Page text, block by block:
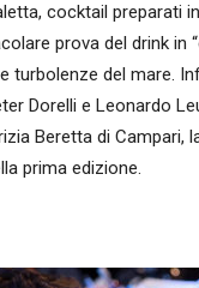
cocktail preparati
prova del drink in
del mare.
Dorelli e Leonardo
Beretta di Campari,
prima edizione.